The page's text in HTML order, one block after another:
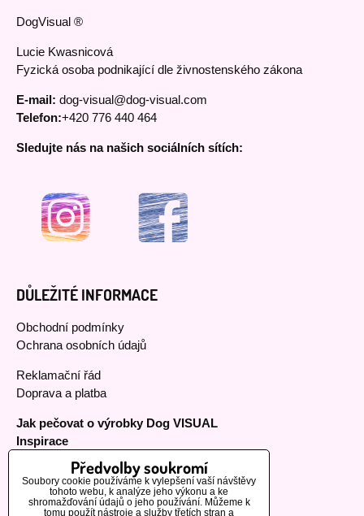
DogVisual ®
Lucie Kwasnicová
Fyzická osoba podnikající dle živnostenského zákona
E-mail: dog-visual@dog-visual.com
Telefon:+420 776 440 464
Sledujte nás na našich sociálních sítích:
DŮLEŽITÉ INFORMACE
Obchodní podmínky
Ochrana osobních údajů
Reklamační řád
Doprava a platba
Jak pečovat o výrobky Dog VISUAL
Inspirace
MOHLO BY VÁS ZAJÍMAT
Předvolby soukromí
Soubory cookie používáme k vylepšení vaší návštěvy
tohoto webu, k analýze jeho výkonu a ke
shromažďování údajů o jeho používání. Můžeme k
tomu použít nástroje a služby třetích stran a